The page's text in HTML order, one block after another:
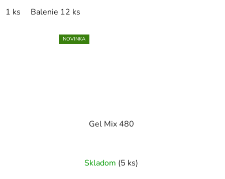
1 ks Balenie 12 ks
NOVINKA
Gel Mix 480
Skladom (5 ks)